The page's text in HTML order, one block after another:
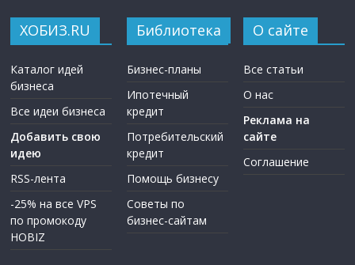
ХОБИЗ.RU
Каталог идей
бизнеса
Все идеи бизнеса
Добавить свою
идею
RSS-лента
-25% на все VPS
по промокоду
HOBIZ
Библиотека
Бизнес-планы
Ипотечный
кредит
Потребительский
кредит
Помощь бизнесу
Советы по
бизнес-сайтам
О сайте
Все статьи
О нас
Реклама на
сайте
Соглашение